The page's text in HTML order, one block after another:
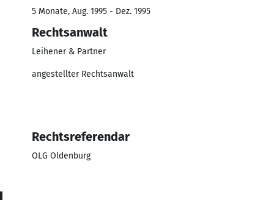
5 Monate, Aug. 1995 - Dez. 1995
Rechtsanwalt
Leihener & Partner
angestellter Rechtsanwalt
Rechtsreferendar
OLG Oldenburg